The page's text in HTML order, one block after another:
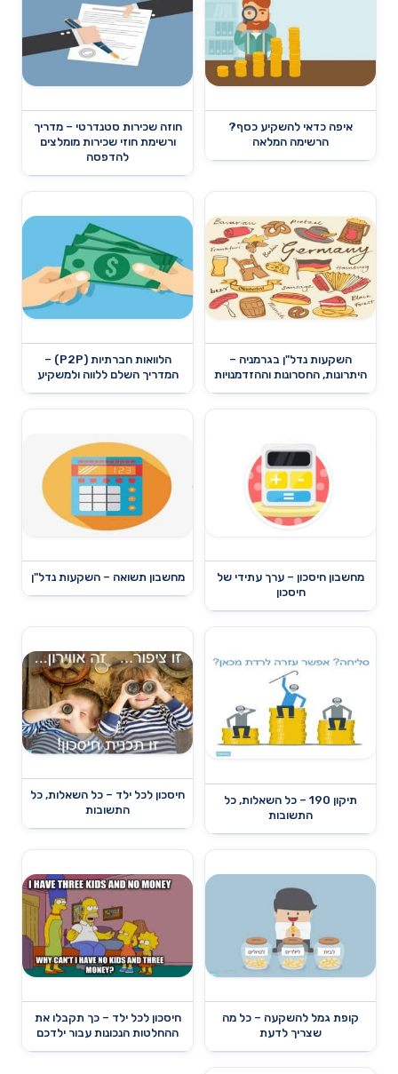
איפה כדאי להשקיע כסף?
הרשימה המלאה
חוזה שכירות סטנדרטי – מדריך
ורשימת חוזי שכירות מומלצים
להדפסה
השקעות נדל"ן בגרמניה –
היתרונות, החסרונות וההזדמנויות
הלוואות חברתיות (P2P) –
המדריך השלם ללווה ולמשקיע
מחשבון חיסכון – ערך עתידי של
חיסכון
מחשבון תשואה – השקעות נדל"ן
תיקון 190 – כל השאלות, כל
התשובות
חיסכון לכל ילד – כל השאלות, כל
התשובות
קופת גמל להשקעה – כל מה
שצריך לדעת
חיסכון לכל ילד – כך תקבלו את
ההחלטות הנכונות עבור ילדכם